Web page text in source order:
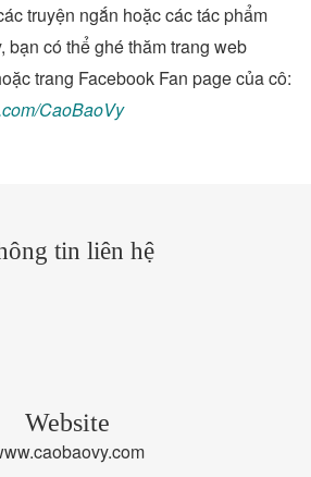
truyện ngắn hoặc các tác phẩm
bạn có thể ghé thăm trang web
trang Facebook Fan page của cô:
CaoBaoVy
tin liên hệ
Website